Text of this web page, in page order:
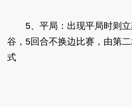
5、平局：出现平局时则立
谷，5回合不换边比赛，由第
式